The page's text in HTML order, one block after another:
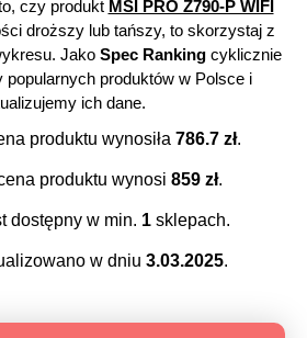
czy produkt MSI PRO Z790-P WIFI
droższy lub tańszy, to skorzystaj z
Jako Spec Ranking cyklicznie
produktów w Polsce i
ich dane.
produktu wynosiła 786.7zł.
produktu wynosi 859 zł.
dostępny w min. 1 sklepach.
w dniu 3.03.2025.